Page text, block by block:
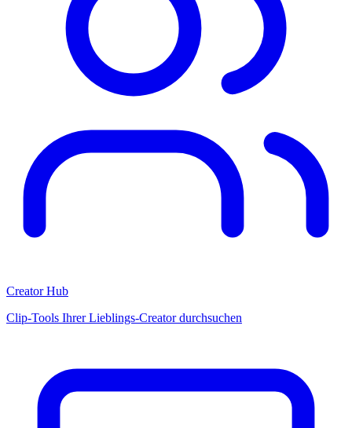
Creator Hub
Clip-Tools Ihrer Lieblings-Creator durchsuchen